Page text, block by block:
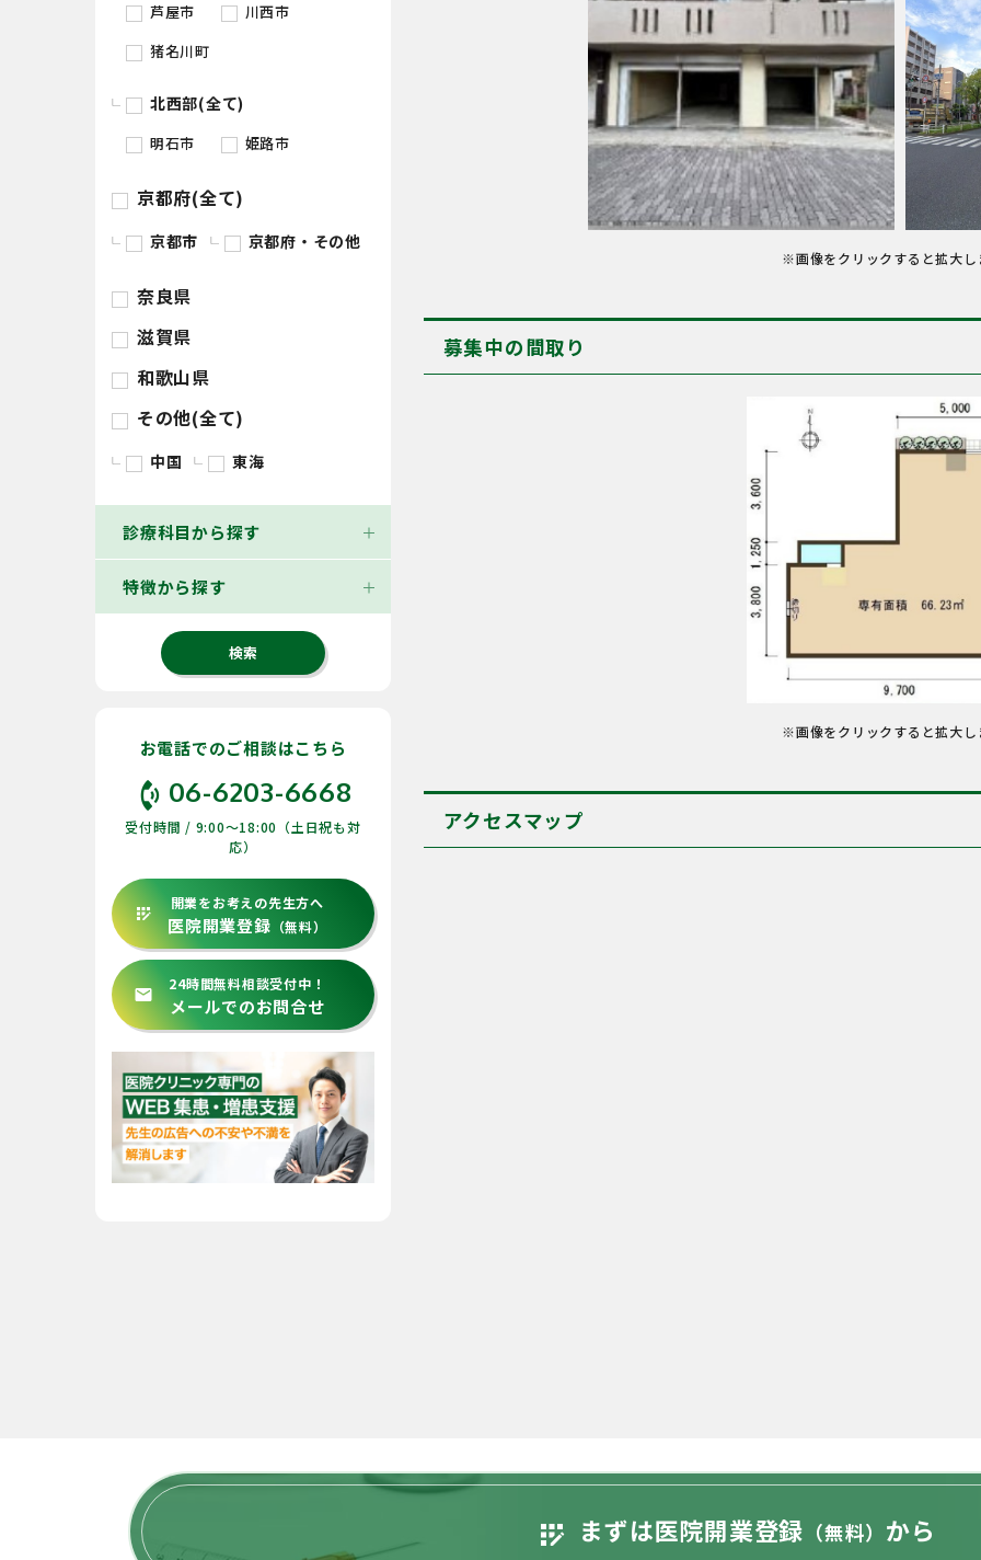
芦屋市
川西市
猪名川町
北西部(全て)
明石市 姫路市
京都府(全て)
京都市 京都府・その他
奈良県
滋賀県
和歌山県
その他(全て)
中国 東海
診療科目から探す
特徴から探す
お電話でのご相談はこちら
phone_in_talk06-6203-6668
受付時間 / 9:00〜18:00（土日祝も対
応）
app_registration
開業をお考えの先生方へ
医院開業登録 （無料）
email
24時間無料相談受付中！
メールでのお問合せ
※画像をクリックすると拡大し
募集中の間取り
※画像をクリックすると拡大し
アクセスマップ
app_registration まずは医院開業登録 （無料） から